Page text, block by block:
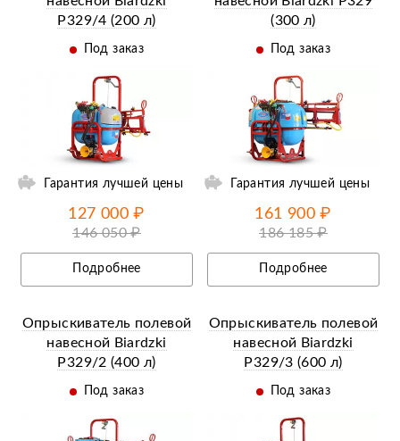
P329/4 (200 л)
Под заказ
Гарантия лучшей цены
127 000 ₽
146 050 ₽
Подробнее
(300 л)
Под заказ
Ещё 14 фотографий
Гарантия лучшей цены
161 900 ₽
186 185 ₽
Подробнее
Опрыскиватель полевой
навесной Biardzki
P329/2 (400 л)
Под заказ
Опрыскиватель полевой
навесной Biardzki
P329/3 (600 л)
Под заказ